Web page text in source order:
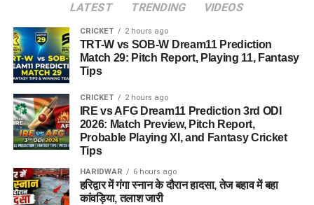
LATEST TRENDING VIDEOS
CRICKET 2 hours ago
TRT-W vs SOB-W Dream11 Prediction
Match 29: Pitch Report, Playing 11, Fantasy
Tips
CRICKET 2 hours ago
IRE vs AFG Dream11 Prediction 3rd ODI
2026: Match Preview, Pitch Report,
Probable Playing XI, and Fantasy Cricket
Tips
HARIDWAR 6 hours ago
हरिद्वार में गंगा स्नान के दौरान हादसा, तेज बहाव में बहा
कांवड़िया, तलाश जारी